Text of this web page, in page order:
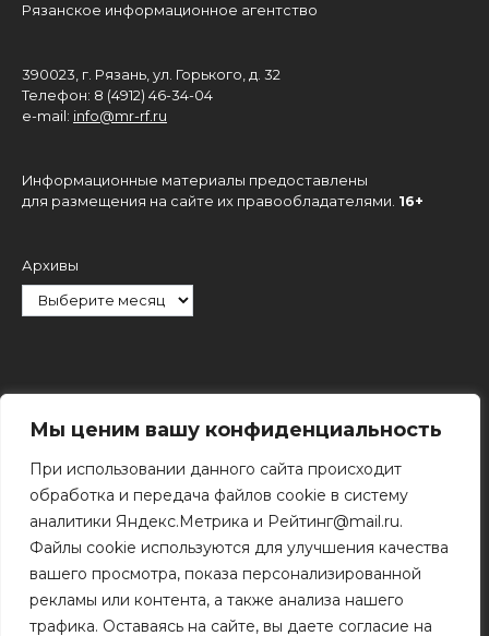
Мы ценим вашу конфиденциальность
При использовании данного сайта происходит
обработка и передача файлов cookie в систему
аналитики Яндекс.Метрика и Рейтинг@mail.ru.
Файлы cookie используются для улучшения качества
вашего просмотра, показа персонализированной
рекламы или контента, а также анализа нашего
трафика. Оставаясь на сайте, вы даете согласие на
Рязанское информационное агентство
390023, г. Рязань, ул. Горького, д. 32
Телефон: 8 (4912) 46-34-04
e-mail: info@mr-rf.ru
Информационные материалы предоставлены
для размещения на сайте их правообладателями. 16+
Архивы
Поиск